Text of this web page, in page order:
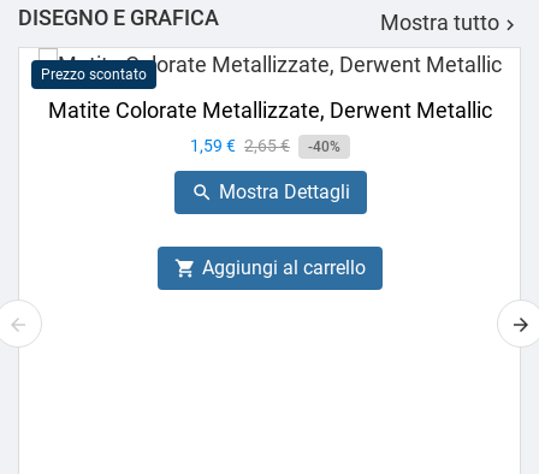
DISEGNO E GRAFICA Mostra tutto 
Prezzo scontato
Matite Colorate Metallizzate, Derwent Metallic
Prezzo
1,59 € Prezzo
base
2,65 € -40%
 Mostra Dettagli
 Aggiungi al carrello